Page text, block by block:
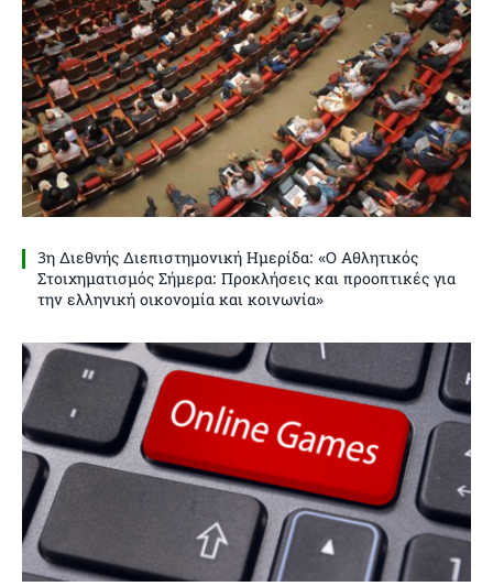
3η Διεθνής Διεπιστημονική Ημερίδα: «Ο Αθλητικός
Στοιχηματισμός Σήμερα: Προκλήσεις και προοπτικές για
την ελληνική οικονομία και κοινωνία»